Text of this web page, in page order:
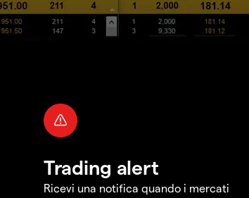
Trading alert
Ricevi una notifica quando i mercati